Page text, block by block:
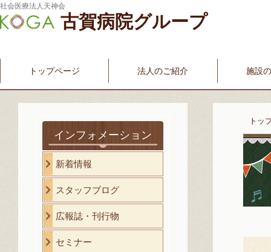
社会医療法人天神会
古賀病院グループ
トップページ 法人のご紹介 施設
新古賀みなみ病院 新古賀クリニック
インフォメーション
新着情報
スタッフブログ
広報誌・刊行物
セミナー
トッ